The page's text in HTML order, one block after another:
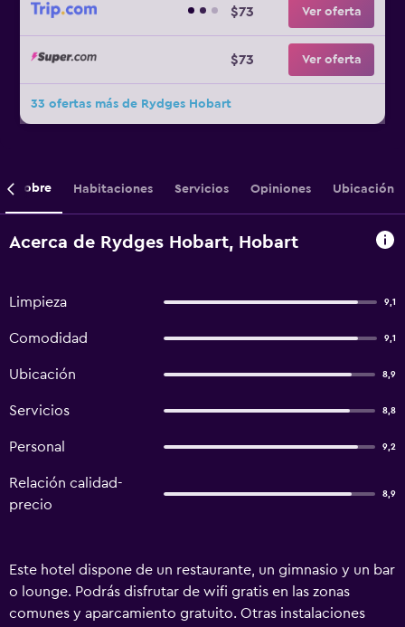
$73 Ver oferta
$73 Ver oferta
33 ofertas más de Rydges Hobart
Sobre Habitaciones Servicios Opiniones Ubicación
Acerca de Rydges Hobart, Hobart
Limpieza 9,1
Comodidad 9,1
Ubicación 8,9
Servicios 8,8
Personal 9,2
Relación calidad-
precio
8,9
Este hotel dispone de un restaurante, un gimnasio y un bar
o lounge. Podrás disfrutar de wifi gratis en las zonas
comunes y aparcamiento gratuito. Otras instalaciones